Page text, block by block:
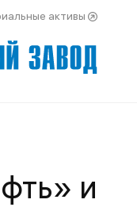
активы
и